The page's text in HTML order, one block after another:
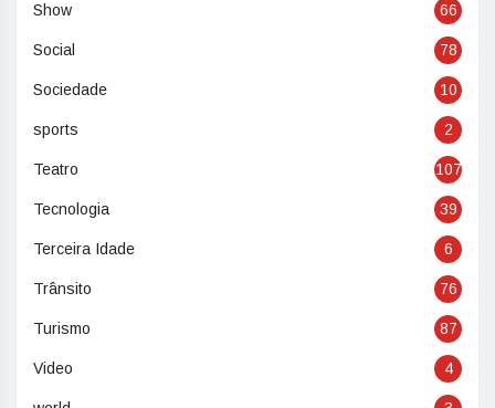
Show 66
Social 78
Sociedade 10
sports 2
Teatro 107
Tecnologia 39
Terceira Idade 6
Trânsito 76
Turismo 87
Video 4